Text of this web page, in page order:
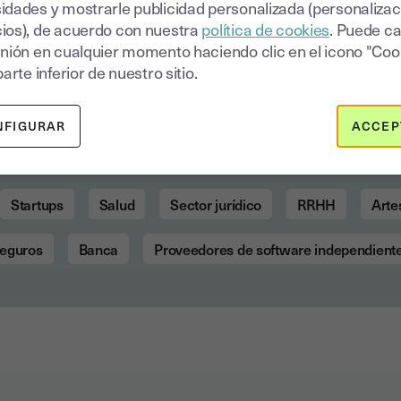
our sectores de
Startups Salud Sector jurídico RRHH
Banca Proveedores de software
y mostrarle publicidad personalizada
de acuerdo con nuestrapolítica de cookies. Puede
en cualquier momento haciendo clic en el icono
inferior de nuestro sitio.